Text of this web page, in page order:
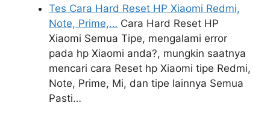
Tes Cara Hard Reset HP Xiaomi Redmi,
Note, Prime,… Cara Hard Reset HP
Xiaomi Semua Tipe, mengalami error
pada hp Xiaomi anda?, mungkin saatnya
mencari cara Reset hp Xiaomi tipe Redmi,
Note, Prime, Mi, dan tipe lainnya Semua
Pasti…